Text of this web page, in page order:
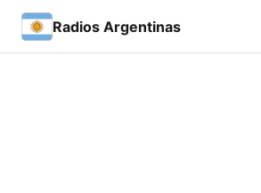
Radios Argentinas